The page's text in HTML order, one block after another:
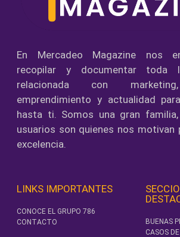
En Mercadeo Magazine nos
recopilar y documentar toda
relacionada con
emprendimiento y actualidad
hasta ti. Somos una gran
usuarios son quienes nos motivan
excelencia.
LINKS IMPORTANTES
CONOCE EL GRUPO 786
CONTACTO
BUENAS
CASOS